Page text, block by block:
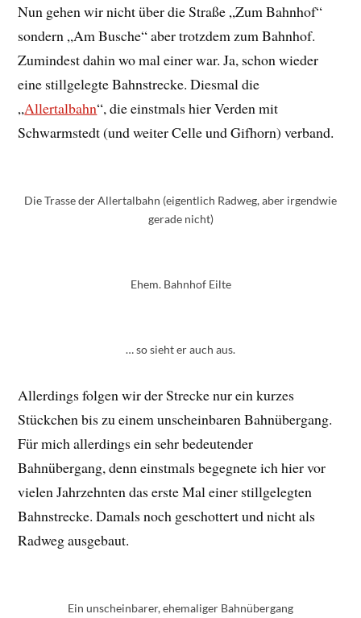
Nun gehen wir nicht über die Straße „Zum Bahnhof“
sondern „Am Busche“ aber trotzdem zum Bahnhof.
Zumindest dahin wo mal einer war. Ja, schon wieder
eine stillgelegte Bahnstrecke. Diesmal die
„Allertalbahn“, die einstmals hier Verden mit
Schwarmstedt (und weiter Celle und Gifhorn) verband.
Die Trasse der Allertalbahn (eigentlich Radweg, aber irgendwie
gerade nicht)
Ehem. Bahnhof Eilte
… so sieht er auch aus.
Allerdings folgen wir der Strecke nur ein kurzes
Stückchen bis zu einem unscheinbaren Bahnübergang.
Für mich allerdings ein sehr bedeutender
Bahnübergang, denn einstmals begegnete ich hier vor
vielen Jahrzehnten das erste Mal einer stillgelegten
Bahnstrecke. Damals noch geschottert und nicht als
Radweg ausgebaut.
Ein unscheinbarer, ehemaliger Bahnübergang